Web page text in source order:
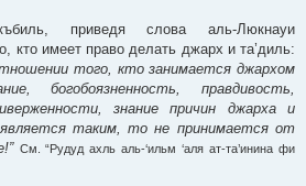
приведя слова аль-Люкнауи
кто имеет право делать джарх и та’диль:
того, кто занимается джархом
богобоязненность, правдивость,
знание причин джарха и
таким, то не принимается от
См. “Рудуд ахль аль-‘ильм ‘аля ат-та’инина фи